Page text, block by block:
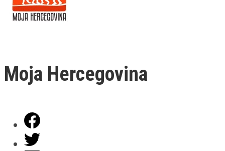
Moja Hercegovina